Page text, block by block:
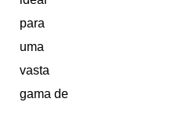
para
uma
vasta
gama de